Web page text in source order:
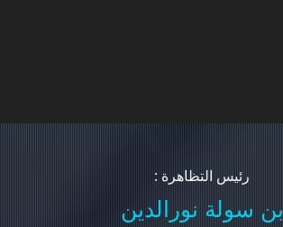
: رئيس التظاهرة
بن سولة نورالدين